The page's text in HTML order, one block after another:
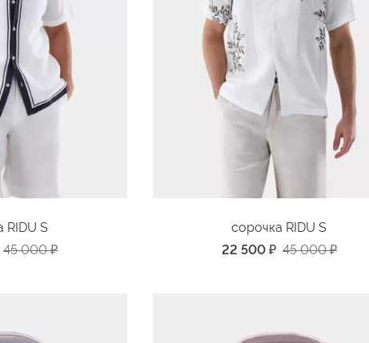
RIDU S
45 000₽
сорочка RIDU S
22 500 ₽ 45 000₽